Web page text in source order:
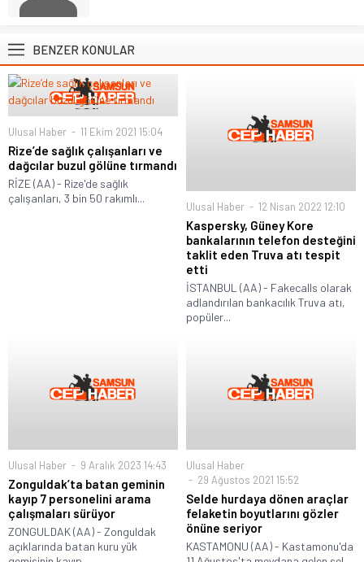
BENZER KONULAR
Ulusal Haber 11 Ekim 2021 15:04
Rize’de sağlık çalışanları ve
dağcılar buzul gölüne tırmandı
RİZE (AA) - Rize'de sağlık
çalışanları, 3 bin 50 rakımlı...
Ulusal Haber 12 Nisan 2022 12:10
Kaspersky, Güney Kore
bankalarının telefon desteğini
taklit eden Truva atı tespit
etti
İSTANBUL (AA) - Fakecalls olarak
adlandırılan bankacılık Truva atı,
popüler...
Ulusal Haber 9 Aralık 2023 14:43
Zonguldak’ta batan geminin
kayıp 7 personelini arama
çalışmaları sürüyor
ZONGULDAK (AA) - Zonguldak
açıklarında batan kuru yük
Ulusal Haber
29 Ağustos 2021 15:52
Selde hurdaya dönen araçlar
felaketin boyutlarını gözler
önüne seriyor
KASTAMONU (AA) - Kastamonu'da